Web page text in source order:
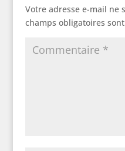
Votre adresse e-mail ne
champs obligatoires